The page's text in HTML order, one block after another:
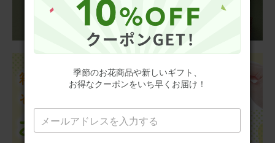
季節のお花商品や新しいギフト、
お得なクーポンをいち早くお届け！